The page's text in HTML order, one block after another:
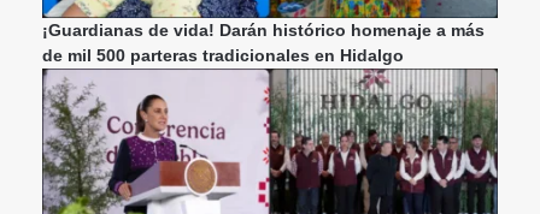
¡Guardianas de vida! Darán histórico homenaje a más
de mil 500 parteras tradicionales en Hidalgo